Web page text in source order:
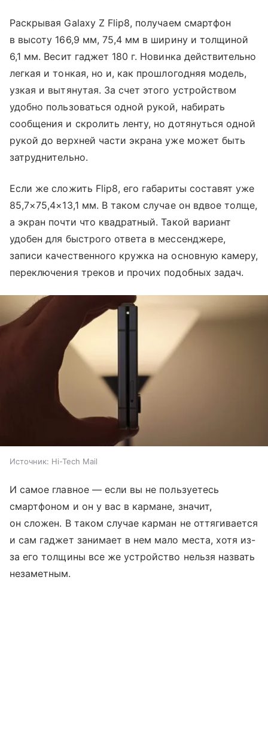
Раскрывая Galaxy Z Flip8, получаем смартфон
в высоту 166,9 мм, 75,4 мм в ширину и толщиной
6,1 мм. Весит гаджет 180 г. Новинка действительно
легкая и тонкая, но и, как прошлогодняя модель,
узкая и вытянутая. За счет этого устройством
удобно пользоваться одной рукой, набирать
сообщения и скролить ленту, но дотянуться одной
рукой до верхней части экрана уже может быть
затруднительно.
Если же сложить Flip8, его габариты составят уже
85,7×75,4×13,1 мм. В таком случае он вдвое толще,
а экран почти что квадратный. Такой вариант
удобен для быстрого ответа в мессенджере,
записи качественного кружка на основную камеру,
переключения треков и прочих подобных задач.
Источник: Hi-Tech Mail
И самое главное — если вы не пользуетесь
смартфоном и он у вас в кармане, значит,
он сложен. В таком случае карман не оттягивается
и сам гаджет занимает в нем мало места, хотя из-
за его толщины все же устройство нельзя назвать
незаметным.